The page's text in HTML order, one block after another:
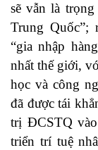
sẽ vẫn là
Trung Quốc”;
“gia nhập
nhất thế giới,
học và công
đã được tái
trị ĐCSTQ
triển trí tuệ